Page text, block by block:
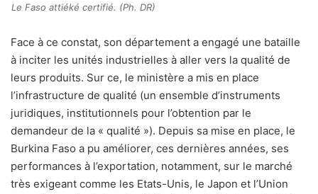
Le Faso attiéké certifié. (Ph. DR)
Face à ce constat, son département a engagé une bataille
à inciter les unités industrielles à aller vers la qualité de
leurs produits. Sur ce, le ministère a mis en place
l’infrastructure de qualité (un ensemble d’instruments
juridiques, institutionnels pour l’obtention par le
demandeur de la « qualité »). Depuis sa mise en place, le
Burkina Faso a pu améliorer, ces dernières années, ses
performances à l’exportation, notamment, sur le marché
très exigeant comme les Etats-Unis, le Japon et l’Union